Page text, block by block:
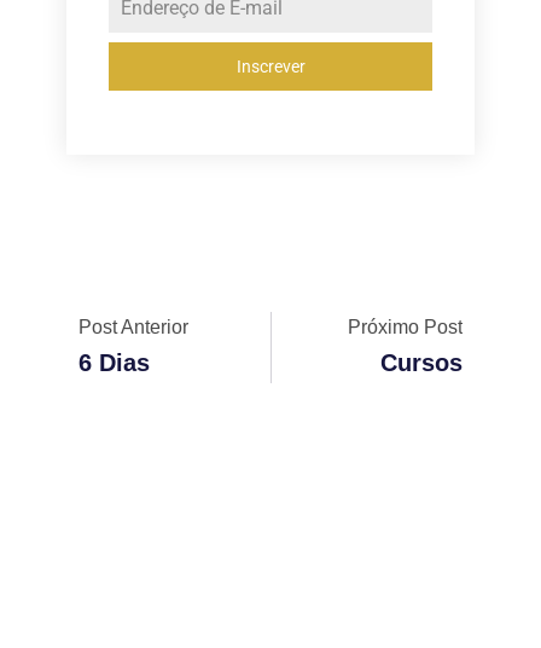
Inscrever
Post Anterior
6 Dias
Próximo Post
Cursos